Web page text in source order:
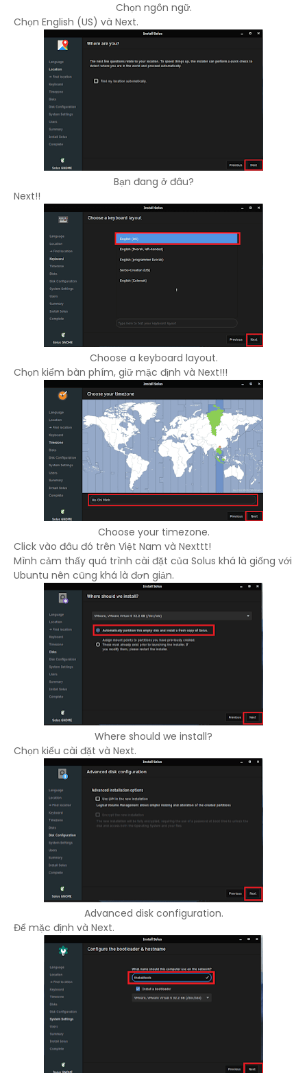
Chọn ngôn ngữ.
Chọn English (US) và Next.
Bạn đang ở đâu?
Next!!
Choose a keyboard layout.
Chọn kiểm bàn phím, giữ mặc định và Next!!!
Choose your timezone.
Click vào đâu đó trên Việt Nam và Nexttt!
Mình cảm thấy quá trình cài đặt của Solus khá là giống với
Ubuntu nên cũng khá là đơn giản.
Where should we install?
Chọn kiểu cài đặt và Next.
Advanced disk configuration.
Để mặc định và Next.